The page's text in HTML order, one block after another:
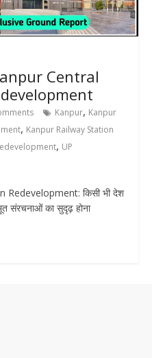
Central
Kanpur, Kanpur
, Kanpur Railway Station
, UP
किसी भी देश
संरचनाओं का सुदृढ़ होना